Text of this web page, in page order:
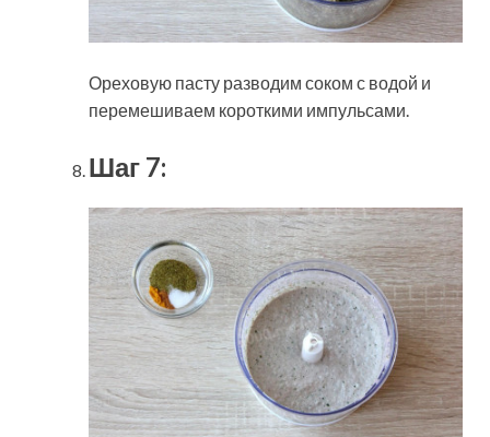
Ореховую пасту разводим соком с водой и
перемешиваем короткими импульсами.
Шаг 7: